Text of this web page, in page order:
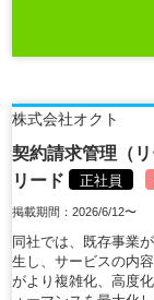
株式会社オクト
契約請求管理（
リード
正社員
掲載期間：2026/6/12〜
同社では、既存事業
生し、サービスの内
がより複雑化、高度